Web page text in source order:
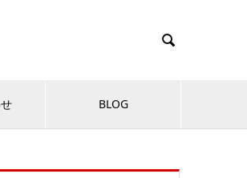

BLOG